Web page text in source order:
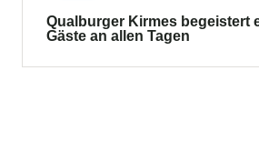
Qualburger Kirmes begeistert
Gäste an allen Tagen